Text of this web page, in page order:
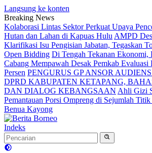
Langsung ke konten
Breaking News
Kolaborasi Lintas Sektor Perkuat Upaya
Hutan dan Lahan di Kapuas Hulu AMPD
Klarifikasi Isu Pengisian Jabatan, Tegaskan
Open Bidding Di Tengah Tekanan
Cabang Mempawah Desak Pemkab
Persen PENGURUS GP ANSOR
DPRD KABUPATEN KETAPANG,
DAN DIALOG KEBANGSAAN Ahli Gizi
Pemantauan Porsi Ompreng di Sejumlah
Benua Kayong
Indeks